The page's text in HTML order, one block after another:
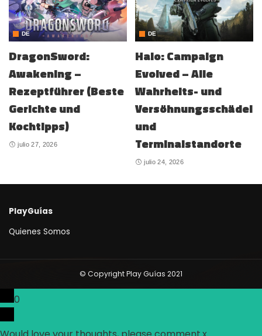
DE
DragonSword:
Awakening –
Rezeptführer (Beste
Gerichte und
Kochtipps)
julio 27, 2026
DE
Halo: Campaign
Evolved – Alle
Wahrheits- und
Versöhnungsschädel
und
Terminalstandorte
julio 24, 2026
PlayGuías
Quienes Somos
© Copyright Play Guías 2021
0